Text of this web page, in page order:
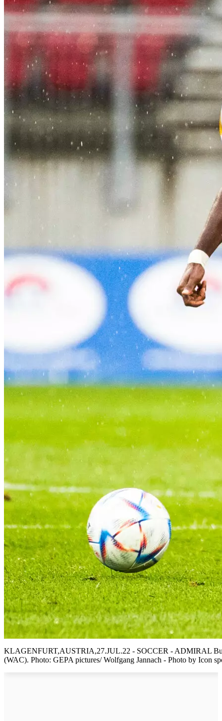
KLAGENFURT,AUSTRIA,27.JUL.22 - SOCCER - ADMIRAL
(WAC). Photo: GEPA pictures/ Wolfgang Jannach - Photo by Icon